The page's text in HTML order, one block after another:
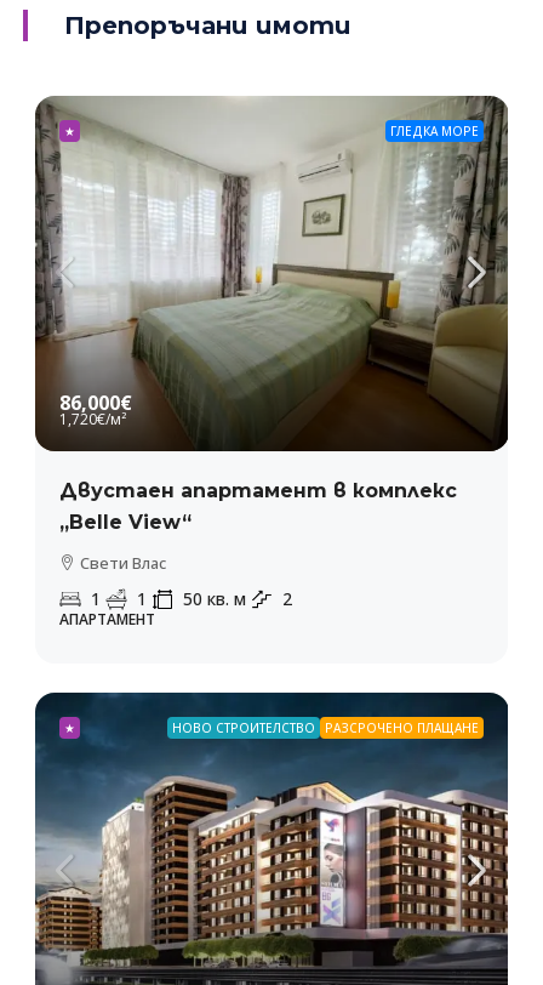
Препоръчани имоти
★ ГЛЕДКА МОРЕ
86,000€
1,720€/м²
Двустаен апартамент в комплекс
„Belle View“
Свети Влас
1 1 50 кв. м 2
АПАРТАМЕНТ
★ НОВО СТРОИТЕЛСТВО РАЗСРОЧЕНО ПЛАЩАНЕ